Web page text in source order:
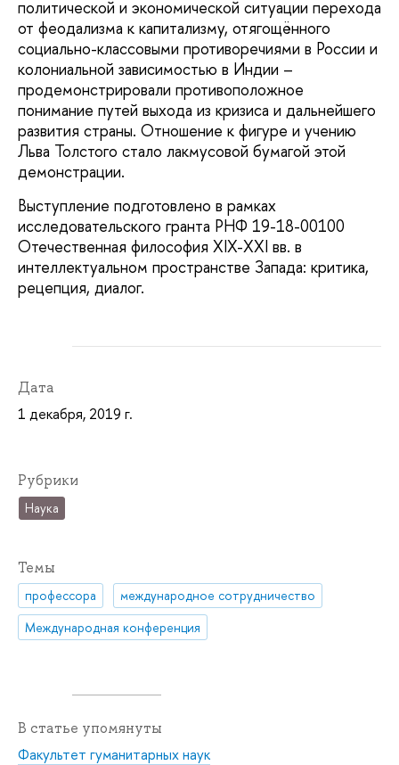
политической и экономической ситуации перехода
от феодализма к капитализму, отягощённого
социально-классовыми противоречиями в России и
колониальной зависимостью в Индии –
продемонстрировали противоположное
понимание путей выхода из кризиса и дальнейшего
развития страны. Отношение к фигуре и учению
Льва Толстого стало лакмусовой бумагой этой
демонстрации.
Выступление подготовлено в рамках
исследовательского гранта РНФ 19-18-00100
Отечественная философия XIX-XXI вв. в
интеллектуальном пространстве Запада: критика,
рецепция, диалог.
Дата
1 декабря, 2019 г.
Рубрики
Наука
Темы
профессора
международное сотрудничество
Международная конференция
В статье упомянуты
Факультет гуманитарных наук